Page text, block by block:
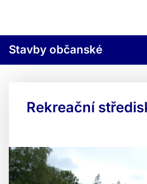
Stavby občanské
Rekreační